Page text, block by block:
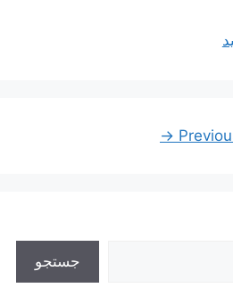
→
جستجو